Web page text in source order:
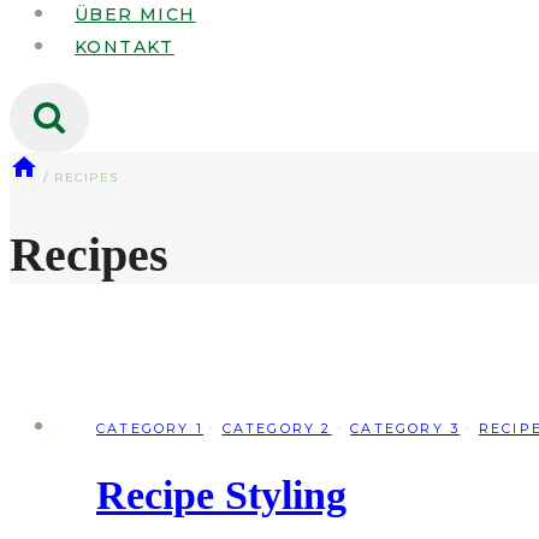
ÜBER MICH
KONTAKT
/ RECIPES
Recipes
CATEGORY 1 · CATEGORY 2 ·CATEGORY 3 ·
Recipe Styling